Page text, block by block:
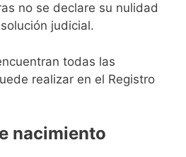
no se declare su nulidad
judicial.
todas las
realizar en el Registro
nacimiento